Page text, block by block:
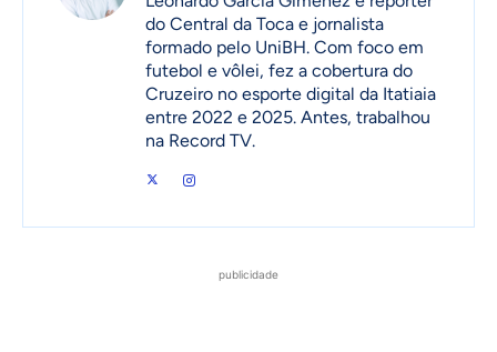
do Central da Toca e jornalista
formado pelo UniBH. Com foco em
futebol e vôlei, fez a cobertura do
Cruzeiro no esporte digital da Itatiaia
entre 2022 e 2025. Antes, trabalhou
na Record TV.
publicidade